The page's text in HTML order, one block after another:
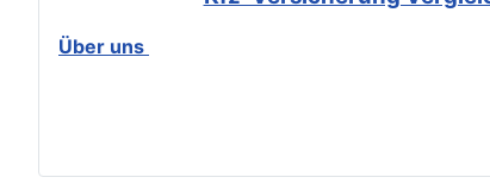
Über uns